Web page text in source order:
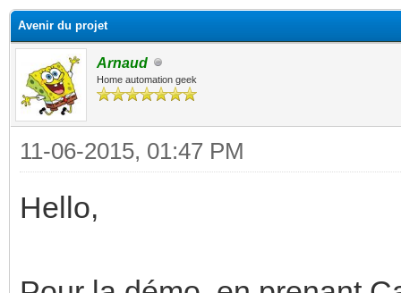
Avenir du projet
Arnaud
Home automation geek
11-06-2015, 01:47 PM
Hello,